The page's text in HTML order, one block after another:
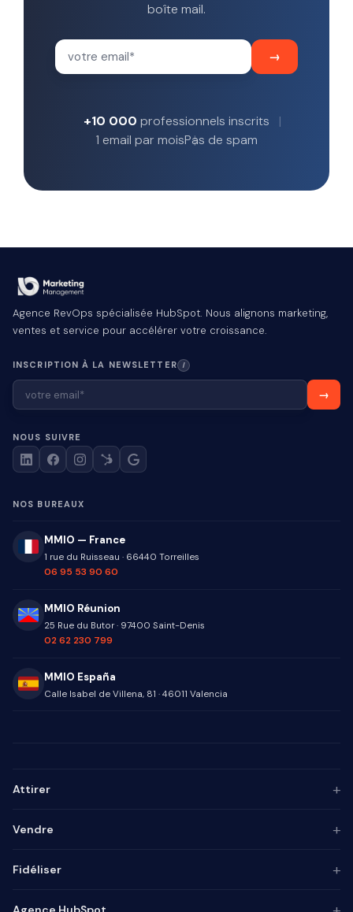
boîte mail.
+10 000 professionnels inscrits
1 email par moisPas de spam
Agence RevOps spécialisée HubSpot. Nous alignons marketing,
ventes et service pour accélérer votre croissance.
INSCRIPTION À LA NEWSLETTER I
NOUS SUIVRE
NOS BUREAUX
MMIO — France
1 rue du Ruisseau · 66440 Torreilles
06 95 53 90 60
MMIO Réunion
25 Rue du Butor· 97400 Saint-Denis
02 62 230 799
MMIO España
Calle Isabel de Villena, 81 · 46011 Valencia
Attirer +
Marketing de contenu
Agence GEO
Vendre +
Alignement mktg-vente
Fidéliser +